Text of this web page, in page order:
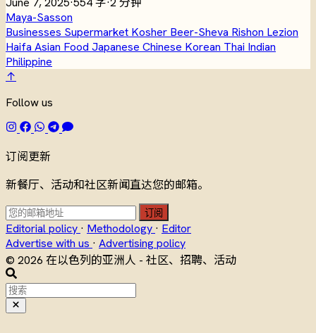
Maya-Sasson
Businesses Supermarket Kosher Beer-Sheva Rishon Lezion
Haifa Asian Food Japanese Chinese Korean Thai Indian
Philippine
↑
Follow us
订阅更新
新餐厅、活动和社区新闻直达您的邮箱。
订阅
Editorial policy · Methodology · Editor
Advertise with us · Advertising policy
© 2026 在以色列的亚洲人 - 社区、招聘、活动